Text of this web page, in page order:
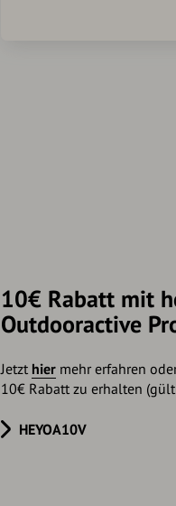
10€ Rabatt mit
Outdooractive
Jetzt hier mehr erfahren
10€ Rabatt zu erhalten
HEYOA10V